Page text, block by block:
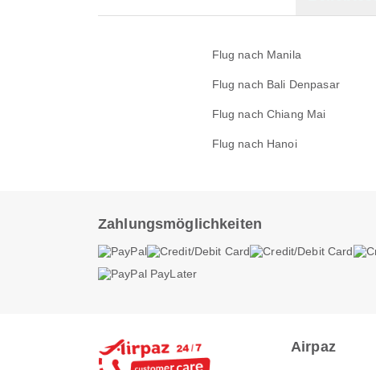
Flug nach Manila
Flug nach Bali Denpasar
Flug nach Chiang Mai
Flug nach Hanoi
Zahlungsmöglichkeiten
Airpaz